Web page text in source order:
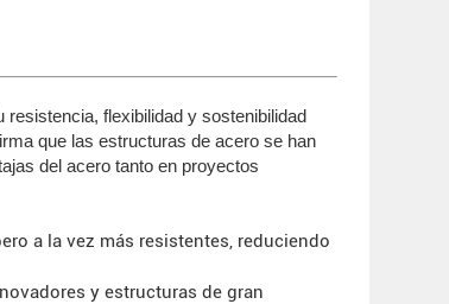
flexibilidad y sostenibilidad
que las estructuras de acero se han
del acero tanto en proyectos
a la vez más resistentes, reduciendo
y estructuras de gran